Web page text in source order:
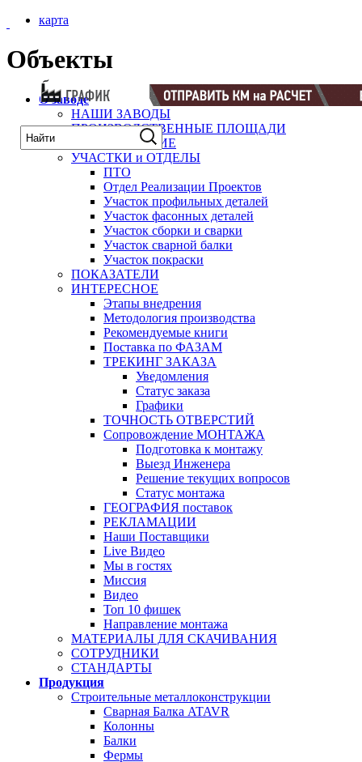
карта
Объекты
О заводе
НАШИ ЗАВОДЫ
ПРОИЗВОДСТВЕННЫЕ ПЛОЩАДИ
ОБОРУДОВАНИЕ
УЧАСТКИ и ОТДЕЛЫ
ПТО
Отдел Реализации Проектов
Участок профильных деталей
Участок фасонных деталей
Участок сборки и сварки
Участок сварной балки
Участок покраски
ПОКАЗАТЕЛИ
ИНТЕРЕСНОЕ
Этапы внедрения
Методология производства
Рекомендуемые книги
Поставка по ФАЗАМ
ТРЕКИНГ ЗАКАЗА
Уведомления
Статус заказа
Графики
ТОЧНОСТЬ ОТВЕРСТИЙ
Сопровождение МОНТАЖА
Подготовка к монтажу
Выезд Инженера
Решение текущих вопросов
Статус монтажа
ГЕОГРАФИЯ поставок
РЕКЛАМАЦИИ
Наши Поставщики
Live Видео
Мы в гостях
Миссия
Видео
Топ 10 фишек
Направление монтажа
МАТЕРИАЛЫ ДЛЯ СКАЧИВАНИЯ
СОТРУДНИКИ
СТАНДАРТЫ
Продукция
Строительные металлоконструкции
Сварная Балка ATAVR
Колонны
Балки
Фермы